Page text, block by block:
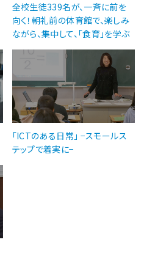
全校生徒339名が、一斉に前を
向く！朝礼前の体育館で、楽しみ
ながら、集中して、「食育」を学ぶ
「ICTのある日常」 −スモールス
テップで着実に−